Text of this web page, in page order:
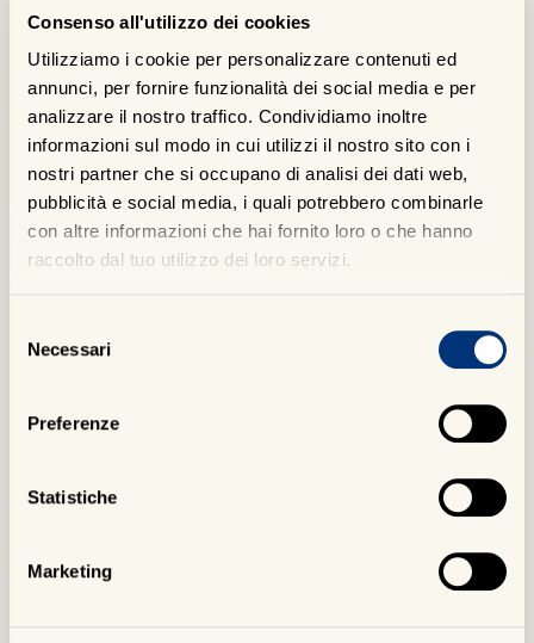
Consenso all'utilizzo dei cookies
Utilizziamo i cookie per personalizzare contenuti ed
annunci, per fornire funzionalità dei social media e per
analizzare il nostro traffico. Condividiamo inoltre
informazioni sul modo in cui utilizzi il nostro sito con i
nostri partner che si occupano di analisi dei dati web,
pubblicità e social media, i quali potrebbero combinarle
con altre informazioni che hai fornito loro o che hanno
raccolto dal tuo utilizzo dei loro servizi.
delNecessari
Preferenze
Statistiche
Marketing
acquisire materiale
formato e dettagli.
Sullo Stativo è montata una